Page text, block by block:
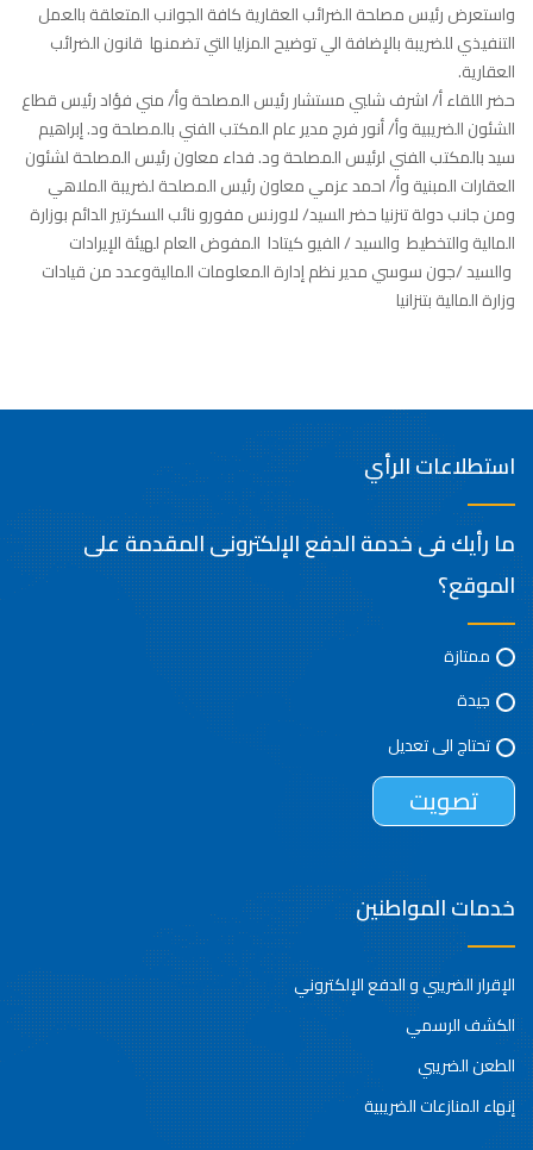
واستعرض رئيس مصلحة الضرائب العقارية كافة الجوانب المتعلقة بالعمل
التنفيذي للضريبة بالإضافة الي توضيح المزايا التي تضمنها قانون الضرائب
العقارية.
حضر اللقاء أ/ اشرف شلبي مستشار رئيس المصلحة وأ/ مني فؤاد رئيس قطاع
الشئون الضريبية وأ/ أنور فرج مدير عام المكتب الفني بالمصلحة ود. إبراهيم
سيد بالمكتب الفني لرئيس المصلحة ود. فداء معاون رئيس المصلحة لشئون
العقارات المبنية وأ/ احمد عزمي معاون رئيس المصلحة لضريبة الملاهي
ومن جانب دولة تنزنيا حضر السيد/ لاورنس مفورو نائب السكرتير الدائم بوزارة
المالية والتخطيط والسيد / الفيو كيتادا المفوض العام لهيئة الإيرادات
والسيد /جون سوسي مدير نظم إدارة المعلومات الماليةوعدد من قيادات
وزارة المالية بتنزانيا
استطلاعات الرأي
ما رأيك فى خدمة الدفع الإلكترونى المقدمة على
الموقع؟
ممتازة
جيدة
تحتاج الى تعديل
خدمات المواطنين
الإقرار الضريبي و الدفع الإلكتروني
الكشف الرسمي
الطعن الضريبي
إنهاء المنازعات الضريبية